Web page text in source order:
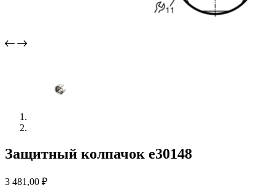
Защитный колпачок e30148
3 481,00 ₽